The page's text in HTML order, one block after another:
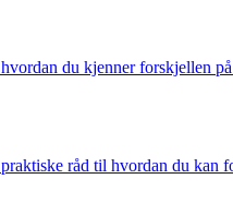
du kjenner forskjellen
råd til hvordan du kan